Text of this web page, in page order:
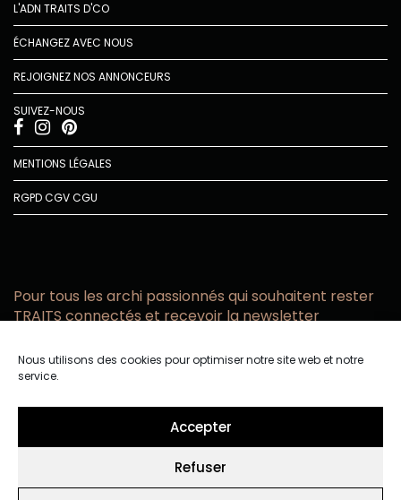
Nous utilisons des cookies pour optimiser notre site web et notre
service.
Accepter
Refuser
L'ADN TRAITS D'CO
ÉCHANGEZ AVEC NOUS
REJOIGNEZ NOS ANNONCEURS
SUIVEZ-NOUS
MENTIONS LÉGALES
RGPDCGVCGU
Pour tous les archi passionnés qui souhaitent rester
TRAITS connectés et recevoir la newsletter
email
confidentialité.